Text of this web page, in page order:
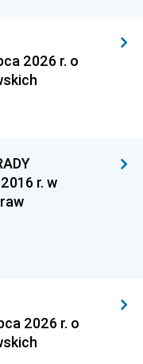
2026 r. o
r. w
2026 r. o